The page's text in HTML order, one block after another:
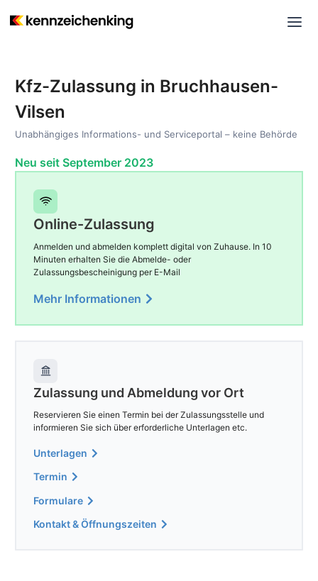
Kfz-Zulassung in Bruchhausen-
Vilsen
Unabhängiges Informations- und Serviceportal – keine Behörde
Neu seit September 2023
Online-Zulassung
Anmelden und abmelden komplett digital von Zuhause. In 10
Minuten erhalten Sie die Abmelde- oder
Zulassungsbescheinigung per E-Mail
Mehr Informationen
Zulassung und Abmeldung vor Ort
Reservieren Sie einen Termin bei der Zulassungsstelle und
informieren Sie sich über erforderliche Unterlagen etc.
Unterlagen
Termin
Formulare
Kontakt & Öffnungszeiten